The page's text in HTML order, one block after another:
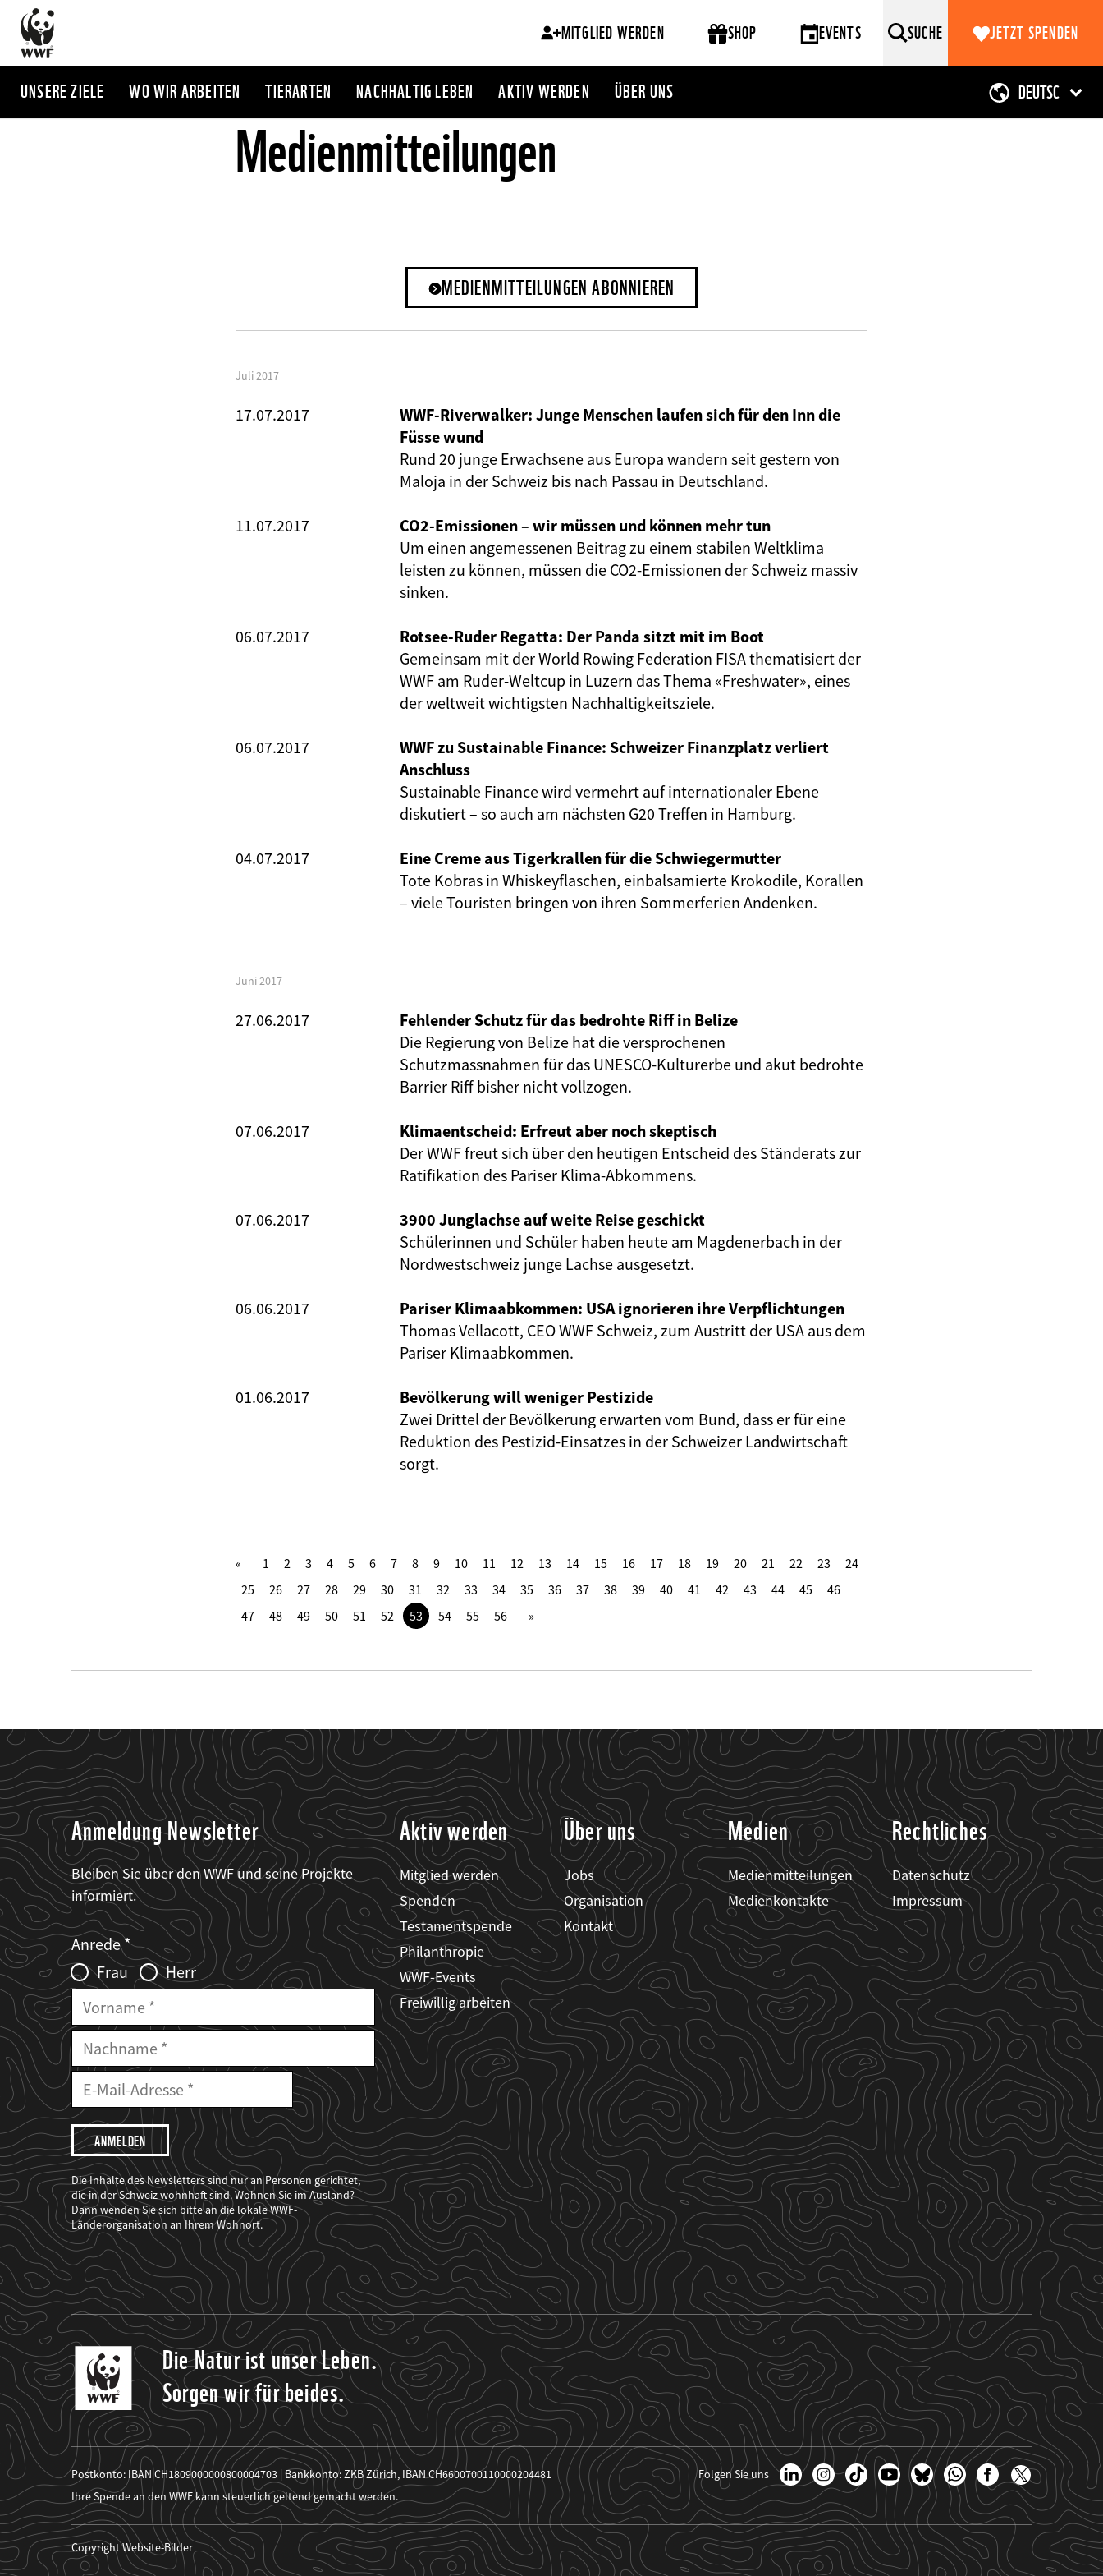
Direkt
zum
Inhalt
MITGLIED WERDEN SHOP EVENTS SUCHE JETZT SPENDEN
UNSERE ZIELE WO WIR ARBEITEN TIERARTEN NACHHALTIG LEBEN AKTIV WERDEN ÜBER UNS
Medienmitteilungen
MEDIENMITTEILUNGEN ABONNIEREN
Juli 2017
17.07.2017
WWF-Riverwalker: Junge Menschen laufen sich für den Inn die
Füsse wund
Rund 20 junge Erwachsene aus Europa wandern seit gestern von
Maloja in der Schweiz bis nach Passau in Deutschland.
11.07.2017
CO2-Emissionen – wir müssen und können mehr tun
Um einen angemessenen Beitrag zu einem stabilen Weltklima
leisten zu können, müssen die CO2-Emissionen der Schweiz massiv
sinken.
06.07.2017
Rotsee-Ruder Regatta: Der Panda sitzt mit im Boot
Gemeinsam mit der World Rowing Federation FISA thematisiert der
WWF am Ruder-Weltcup in Luzern das Thema «Freshwater», eines
der weltweit wichtigsten Nachhaltigkeitsziele.
06.07.2017
WWF zu Sustainable Finance: Schweizer Finanzplatz verliert
Anschluss
Sustainable Finance wird vermehrt auf internationaler Ebene
diskutiert – so auch am nächsten G20 Treffen in Hamburg.
04.07.2017
Eine Creme aus Tigerkrallen für die Schwiegermutter
Tote Kobras in Whiskeyflaschen, einbalsamierte Krokodile, Korallen
– viele Touristen bringen von ihren Sommerferien Andenken.
Juni 2017
27.06.2017
Fehlender Schutz für das bedrohte Riff in Belize
Die Regierung von Belize hat die versprochenen
Schutzmassnahmen für das UNESCO-Kulturerbe und akut bedrohte
Barrier Riff bisher nicht vollzogen.
07.06.2017
Klimaentscheid: Erfreut aber noch skeptisch
Der WWF freut sich über den heutigen Entscheid des Ständerats zur
Ratifikation des Pariser Klima-Abkommens.
07.06.2017
3900 Junglachse auf weite Reise geschickt
Schülerinnen und Schüler haben heute am Magdenerbach in der
Nordwestschweiz junge Lachse ausgesetzt.
06.06.2017
Pariser Klimaabkommen: USA ignorieren ihre Verpflichtungen
Thomas Vellacott, CEO WWF Schweiz, zum Austritt der USA aus dem
Pariser Klimaabkommen.
01.06.2017
Bevölkerung will weniger Pestizide
Zwei Drittel der Bevölkerung erwarten vom Bund, dass er für eine
Reduktion des Pestizid-Einsatzes in der Schweizer Landwirtschaft
sorgt.
1 2 3 4 5 6 7 8 9 10 11 12 13 14 15 16 17 18 19 20 21 22 23
24
25
26 27 28 29 30 31 32 33 34 35 36 37 38 39 40 41 42 43 44 45
46
47
48 49 50 51 52 53 54 55 56
Anmeldung Newsletter
Bleiben Sie über den WWF und seine Projekte
informiert.
Web2Case
Infofelder
Fieldset
anrede_name
Anrede
Frau
Herr
Vorname
Nachname
E-
Mailadresse
Mail
Adresse
Ich
möchte,
dass
der
WWF
mich
über
seine
Projekte
informiert.
Die Inhalte des Newsletters sind nur an Personen gerichtet,
die in der Schweiz wohnhaft sind. Wohnen Sie im Ausland?
Dann wenden Sie sich bitte an die lokale WWF-
Länderorganisation an Ihrem Wohnort.
Aktiv werden
Mitglied werden
Spenden
Testamentspende
Philanthropie
WWF-Events
Freiwillig arbeiten
Über uns
Jobs
Organisation
Kontakt
Medien
Medienmitteilungen
Medienkontakte
Rechtliches
Datenschutz
Impressum
Die Natur ist unser Leben.
Sorgen wir für beides.
Postkonto: IBAN CH1809000000800004703 | Bankkonto: ZKB Zürich, IBAN CH6600700110000204481
Ihre Spende an den WWF kann steuerlich geltend gemacht werden.
Folgen Sie uns
Copyright Website-Bilder